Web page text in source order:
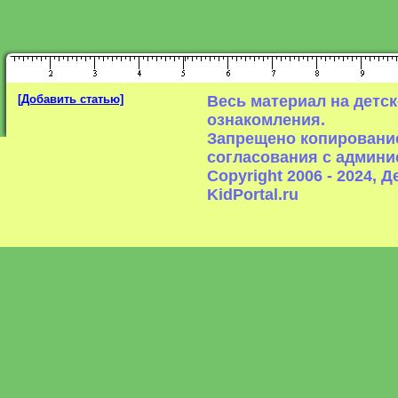
[Добавить статью]
Весь материал на
ознакомления.
Запрещено
согласования с
Copyright 2006 - 2024,
KidPortal.ru